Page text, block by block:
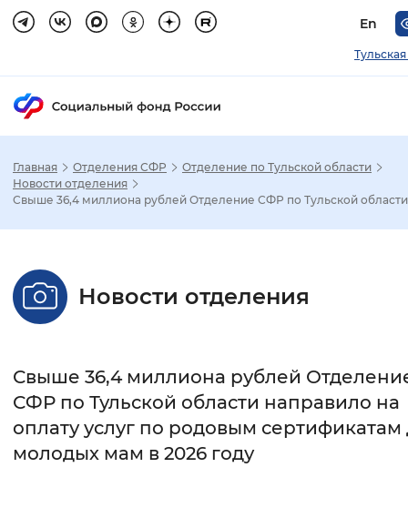
En
Настройка режима отображения
Стандартный Увеличенный
Без засечек
Интервал между буквами
Главная Отделения СФР
Отделение по Тульской области
Новости отделения
Свыше 36,4 миллиона рублей Отделение СФР по Тульской
Новости отделения
Свыше 36,4 миллиона рублей
СФР по Тульской области направило на
оплату услуг по родовым сертификатам
молодых мам в 2026 году